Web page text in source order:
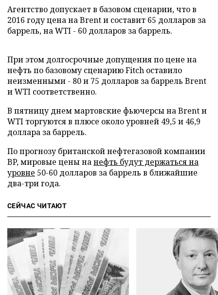
Агентство допускает в базовом сценарии, что в
2016 году цена на Brent и составит 65 долларов за
баррель, на WTI - 60 долларов за баррель.
При этом долгосрочные допущения по цене на
нефть по базовому сценарию Fitch оставило
неизменными - 80 и 75 долларов за баррель Brent
и WTI соответственно.
В пятницу днем мартовские фьючерсы на Brent и
WTI торгуются в плюсе около уровней 49,5 и 46,9
доллара за баррель.
По прогнозу британской нефтегазовой компании
BP, мировые цены нанефть будут держаться на
уровне 50-60 долларов за баррель в ближайшие
два-три года.
СЕЙЧАС ЧИТАЮТ